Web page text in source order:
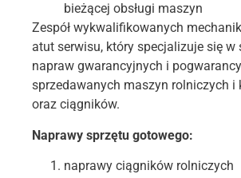
bieżącej obsługi maszyn
Zespół wykwalifikowanych
atut serwisu, który specjalizuje się w
napraw gwarancyjnych i
sprzedawanych maszyn rolniczych i
oraz ciągników.
Naprawy sprzętu gotowego:
naprawy ciągników rolniczych